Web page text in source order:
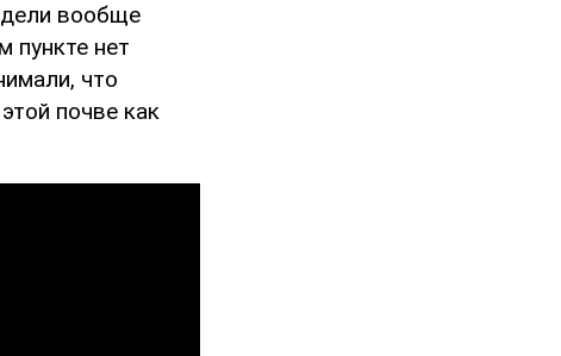
вообще
пункте нет
что
почве как